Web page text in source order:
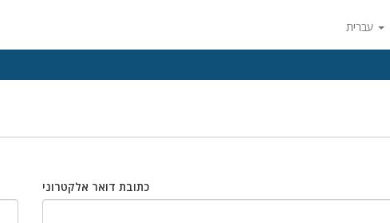
כתובת דואר אלקטרוני